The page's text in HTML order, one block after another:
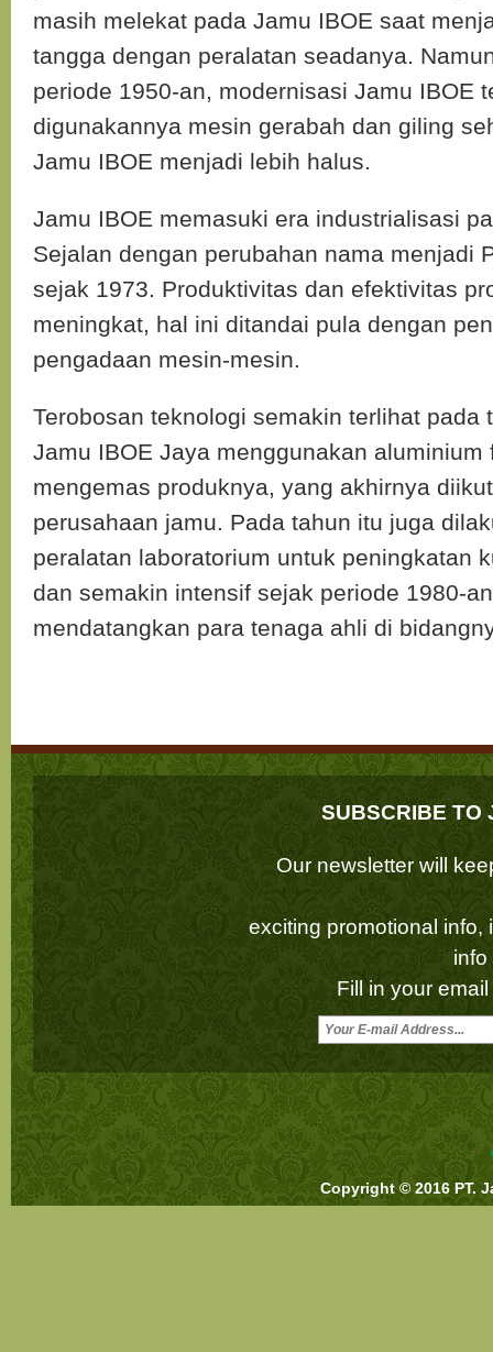
masih melekat pada Jamu IBOE saat
tangga dengan peralatan seadanya.
periode 1950-an, modernisasi Jamu IBOE
digunakannya mesin gerabah dan giling
Jamu IBOE menjadi lebih halus.
Jamu IBOE memasuki era industrialisasi
Sejalan dengan perubahan nama menjadi
sejak 1973. Produktivitas dan efektivitas
meningkat, hal ini ditandai pula dengan
pengadaan mesin-mesin.
Terobosan teknologi semakin terlihat pada
Jamu IBOE Jaya menggunakan aluminium
mengemas produknya, yang akhirnya
perusahaan jamu. Pada tahun itu juga
peralatan laboratorium untuk peningkatan
dan semakin intensif sejak periode 1980-
mendatangkan para tenaga ahli di
SUBSCRIBE TO
Our newsletter will
exciting promotional info,
info
Fill in your
Copyright © 2016 PT.